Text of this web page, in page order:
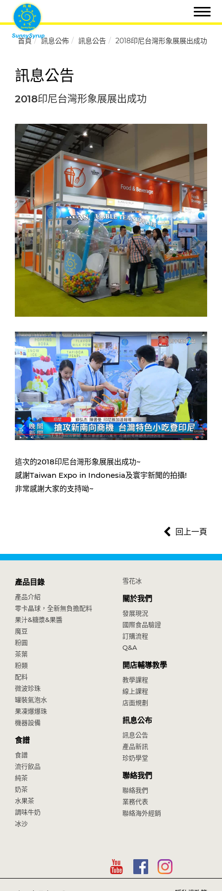
首頁 訊息公佈 訊息公告 2018印尼台灣形象展展出成功
訊息公告
2018印尼台灣形象展展出成功
這次的2018印尼台灣形象展展出成功~
感謝Taiwan Expo in Indonesia及寰宇新聞的拍攝!
非常感謝大家的支持呦~
回上一頁
產品目錄
產品介紹
零卡晶球，全新無負擔配料
果汁&糖漿&果醬
魔豆
粉圓
茶葉
粉類
配料
微波珍珠
罐裝氣泡水
果凍爆爆珠
機器設備
食譜
食譜
流行飲品
純茶
奶茶
水果茶
調味牛奶
冰沙
雪花冰
關於我們
發展現況
國際食品驗證
訂購流程
Q&A
開店輔導教學
教學課程
線上課程
店面規劃
訊息公布
訊息公告
產品新訊
珍奶學堂
聯絡我們
聯絡我們
業務代表
聯絡海外經銷